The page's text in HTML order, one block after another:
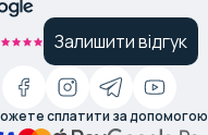
Залишити відгук
сплатити за допомогою